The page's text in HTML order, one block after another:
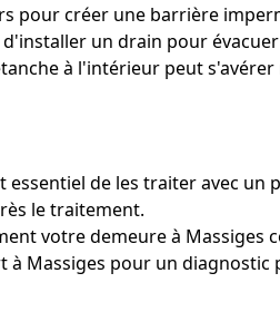
pour créer une barrière
un drain pour
à l'intérieur peut
de les traiter avec un
le traitement.
votre demeure à Massiges
Massiges pour un